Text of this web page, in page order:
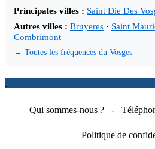
Principales villes : Saint Die Des
Autres villes : Bruyeres · Saint
Combrimont
→ Toutes les fréquences du Vosges
.
Qui sommes-nous ? -
Politique de